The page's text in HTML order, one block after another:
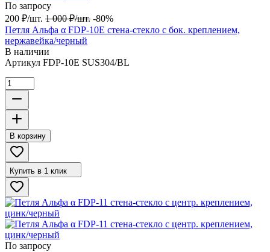
По запросу
200 ₽/шт. 1 000 ₽/шт. -80%
Петля Альфа α FDP-10E стена-стекло с бок. креплением,
нержавейка/черный
В наличии
Артикул FDP-10E SUS304/BL
В корзину
Купить в 1 клик
По запросу